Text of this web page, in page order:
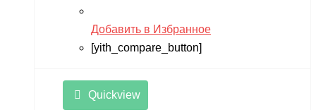
Добавить в Избранное
[yith_compare_button]
Quickview